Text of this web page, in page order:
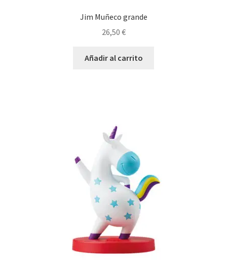
Jim Muñeco grande
26,50 €
Añadir al carrito